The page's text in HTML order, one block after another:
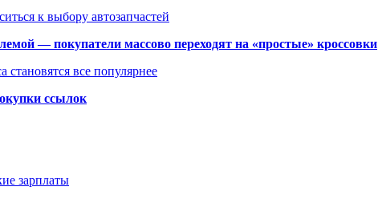
к выбору автозапчастей
— покупатели массово переходят на «простые» кроссовки
все популярнее
ссылок
зарплаты